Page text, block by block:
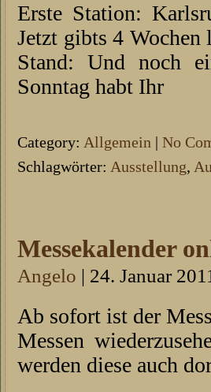
Erste Station:
Jetzt gibts 4 Wochen
Stand: Und noch
Sonntag habt Ihr
Category: Allgemein | No
Schlagwörter: Ausstellung,
Messekalender
Angelo | 24. Januar
Ab sofort ist der
Messen
werden diese auch